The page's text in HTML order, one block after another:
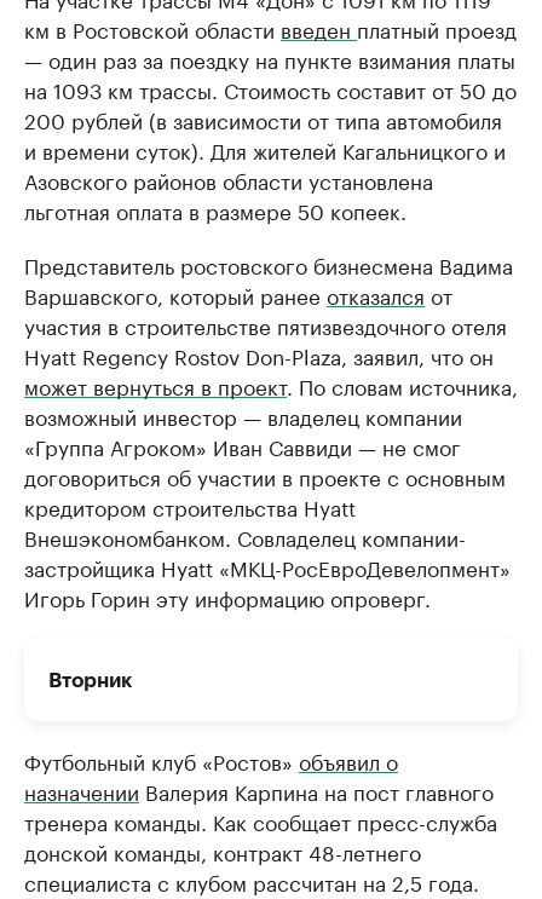
км в Ростовской области введен платный проезд
— один раз за поездку на пункте взимания платы
на 1093 км трассы. Стоимость составит от 50 до
200 рублей (в зависимости от типа автомобиля
и времени суток). Для жителей Кагальницкого и
Азовского районов области установлена
льготная оплата в размере 50 копеек.
Представитель ростовского бизнесмена Вадима
Варшавского, который ранее отказался от
участия в строительстве пятизвездочного отеля
Hyatt Regency Rostov Don-Plaza, заявил, что он
может вернуться в проект. По словам источника,
возможный инвестор — владелец компании
«Группа Агроком» Иван Саввиди — не смог
договориться об участии в проекте с основным
кредитором строительства Hyatt
Внешэкономбанком. Совладелец компании-
застройщика Hyatt «МКЦ-РосЕвроДевелопмент»
Игорь Горин эту информацию опроверг.
Вторник
Футбольный клуб «Ростов» объявил о
назначении Валерия Карпина на пост главного
тренера команды. Как сообщает пресс-служба
донской команды, контракт 48-летнего
специалиста с клубом рассчитан на 2,5 года.